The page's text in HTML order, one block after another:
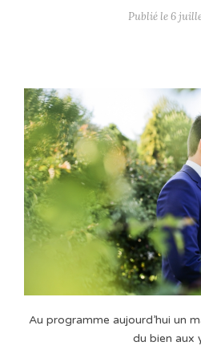
Publié le 6
Au programme aujourd’hui un
du bien aux